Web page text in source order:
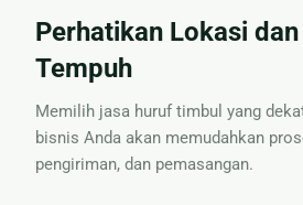
Perhatikan Lokasi
Tempuh
Memilih jasa huruf timbul yang
bisnis Anda akan memudahkan
pengiriman, dan pemasangan.